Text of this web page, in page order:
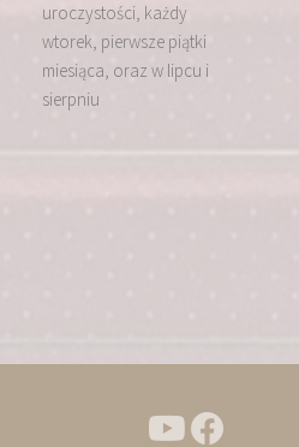
uroczystości, każdy
wtorek, pierwsze piątki
miesiąca, oraz w lipcu i
sierpniu